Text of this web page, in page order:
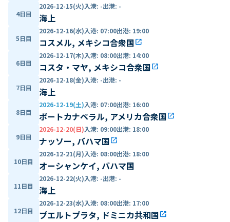
4日目
2026-12-15(火)入港: -出港: -
海上
5日目
2026-12-16(水)入港: 07:00出港: 19:00
コスメル, メキシコ合衆国open_in_new
6日目
2026-12-17(木)入港: 08:00出港: 14:00
コスタ・マヤ, メキシコ合衆国open_in_new
7日目
2026-12-18(金)入港: -出港: -
海上
8日目
2026-12-19(土)入港: 07:00出港: 16:00
ポートカナベラル, アメリカ合衆国open_in_new
9日目
2026-12-20(日)入港: 09:00出港: 18:00
ナッソー, バハマ国open_in_new
10日目
2026-12-21(月)入港: 08:00出港: 18:00
オーシャンケイ, バハマ国
11日目
2026-12-22(火)入港: -出港: -
海上
12日目
2026-12-23(水)入港: 08:00出港: 17:00
プエルトプラタ, ドミニカ共和国open_in_new